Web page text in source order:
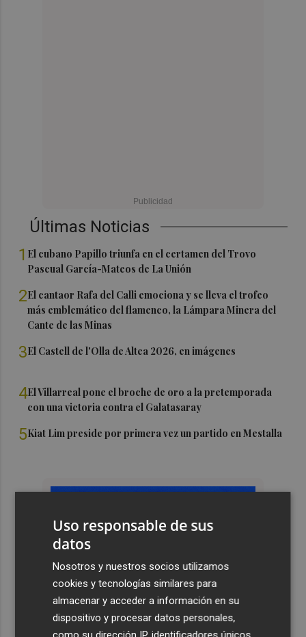
Últimas Noticias
1 El cubano Papillo triunfa en el certamen del Trovo
Pascual García-Mateos de La Unión
2El cantaor Rafa del Calli emociona y se lleva el trofeo
más emblemático del flamenco, la Lámpara Minera del
Cante de las Minas
3El Castell de l'Olla de Altea 2026, en imágenes
4El Villarreal pone el broche de oro a la pretemporada
con una victoria contra el Galatasaray
5Kiat Lim preside por primera vez un partido en Mestalla
Uso responsable de sus
datos
Nosotros y nuestros socios utilizamos
cookies y tecnologías similares para
almacenar y acceder a información en su
dispositivo y procesar datos personales,